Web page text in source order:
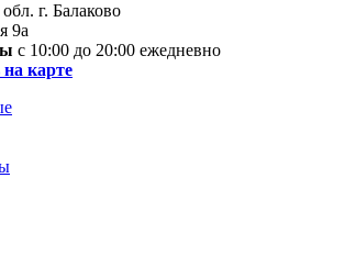
г. Балаково
9а
с 10:00 до 20:00 ежедневно
карте